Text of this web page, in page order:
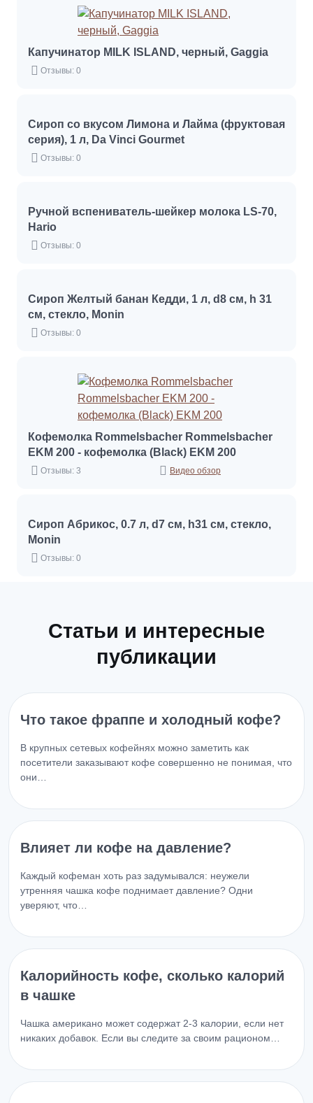
Капучинатор MILK ISLAND, черный, Gaggia
Отзывы: 0
Сироп со вкусом Лимона и Лайма (фруктовая
серия), 1 л, Da Vinci Gourmet
Отзывы: 0
Ручной вспениватель-шейкер молока LS-70,
Hario
Отзывы: 0
Сироп Желтый банан Кедди, 1 л, d8 см, h 31
см, стекло, Monin
Отзывы: 0
Кофемолка Rommelsbacher Rommelsbacher
EKM 200 - кофемолка (Black) EKM 200
Отзывы: 3 Видео обзор
Сироп Абрикос, 0.7 л, d7 см, h31 см, стекло,
Monin
Отзывы: 0
Статьи и интересные
публикации
Что такое фраппе и холодный кофе?
В крупных сетевых кофейнях можно заметить как
посетители заказывают кофе совершенно не понимая, что
они…
Влияет ли кофе на давление?
Каждый кофеман хоть раз задумывался: неужели
утренняя чашка кофе поднимает давление? Одни
уверяют, что…
Калорийность кофе, сколько калорий
в чашке
Чашка американо может содержат 2-3 калории, если нет
никаких добавок. Если вы следите за своим рационом…